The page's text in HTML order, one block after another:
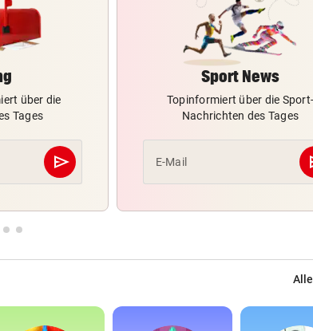
über die
Tages
send
Abschicken
Sport News
Topinformiert über die Sport-
Nachrichten des Tages
E-Mail